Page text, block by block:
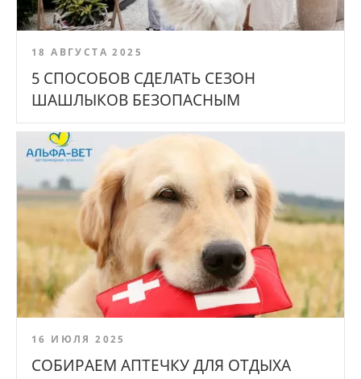
18 АВГУСТА 2025
5 СПОСОБОВ СДЕЛАТЬ СЕЗОН
ШАШЛЫКОВ БЕЗОПАСНЫМ
16 ИЮЛЯ 2025
СОБИРАЕМ АПТЕЧКУ ДЛЯ ОТДЫХА